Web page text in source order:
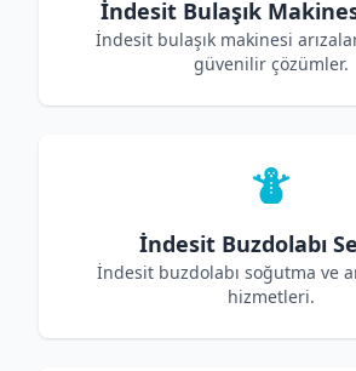
İndesit Bulaşık
İndesit bulaşık makinesi
güvenilir çözümler.
İndesit Buzdolabı
İndesit buzdolabı soğutma ve
hizmetleri.